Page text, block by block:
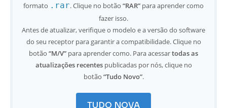
formato .rar. Clique no botão “RAR” para aprender como
fazer isso.
Antes de atualizar, verifique o modelo e a versão do software
do seu receptor para garantir a compatibilidade. Clique no
botão “M/V” para aprender como. Para acessartodas as
atualizações recentespublicadas por nós, clique no
botão “Tudo Novo”.
TUDO NOVA